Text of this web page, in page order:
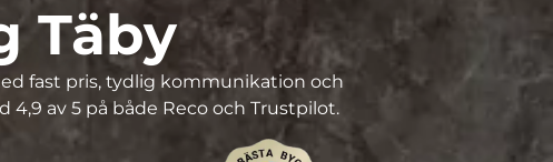
Täby
fast pris, tydlig kommunikation och
av 5 på både Reco och Trustpilot.